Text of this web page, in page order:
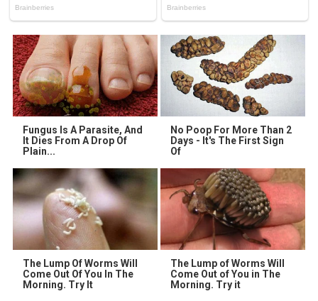
Fungus Is A Parasite, And
It Dies From A Drop Of
Plain...
No Poop For More Than 2
Days - It's The First Sign
Of
The Lump Of Worms Will
Come Out Of You In The
Morning. Try It
The Lump of Worms Will
Come Out of You in The
Morning. Try it